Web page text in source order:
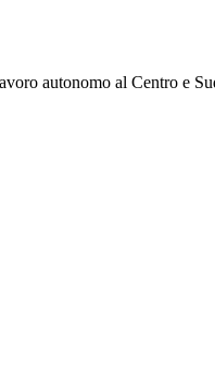
autonomo al Centro e